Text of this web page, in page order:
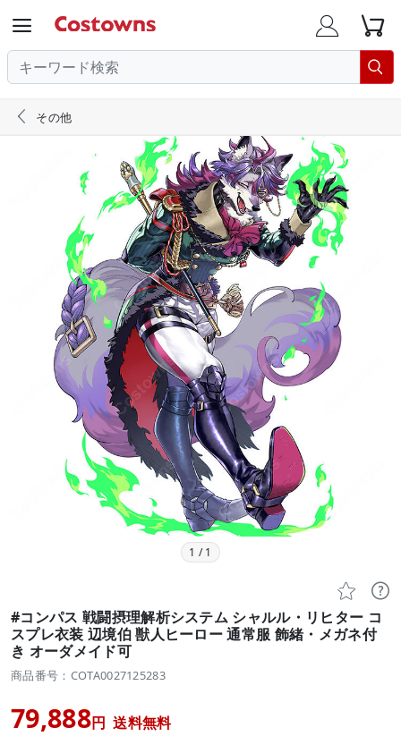
  

 その他
1 /1
 
#コンパス 戦闘摂理解析システム シャルル・リヒター コ
スプレ衣装 辺境伯 獣人ヒーロー 通常服 飾緒・メガネ付
き オーダメイド可
商品番号：COTA0027125283
79,888円 送料無料